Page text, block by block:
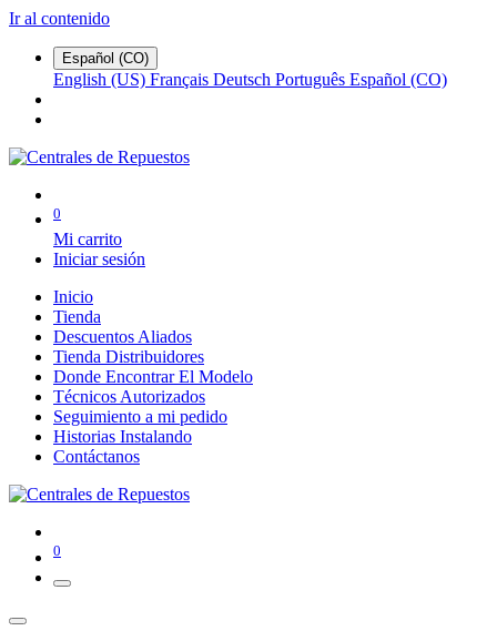
Ir al contenido
Español (CO)
English (US) Français Deutsch Português Español (CO)
0
Mi carrito
Iniciar sesión
Inicio
Tienda
Descuentos Aliados
Tienda Distribuidores
Donde Encontrar El Modelo
Técnicos Autorizados
Seguimiento a mi pedido
Historias Instalando
Contáctanos
0